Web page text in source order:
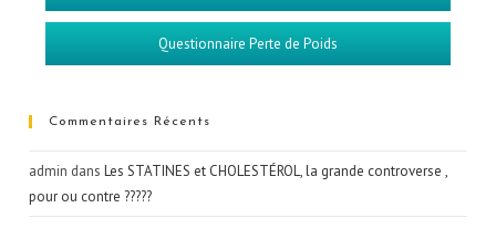
Questionnaire Perte de Poids
Commentaires Récents
admin dansLes STATINES et CHOLESTÉROL, la grande controverse ,
pour ou contre ?????